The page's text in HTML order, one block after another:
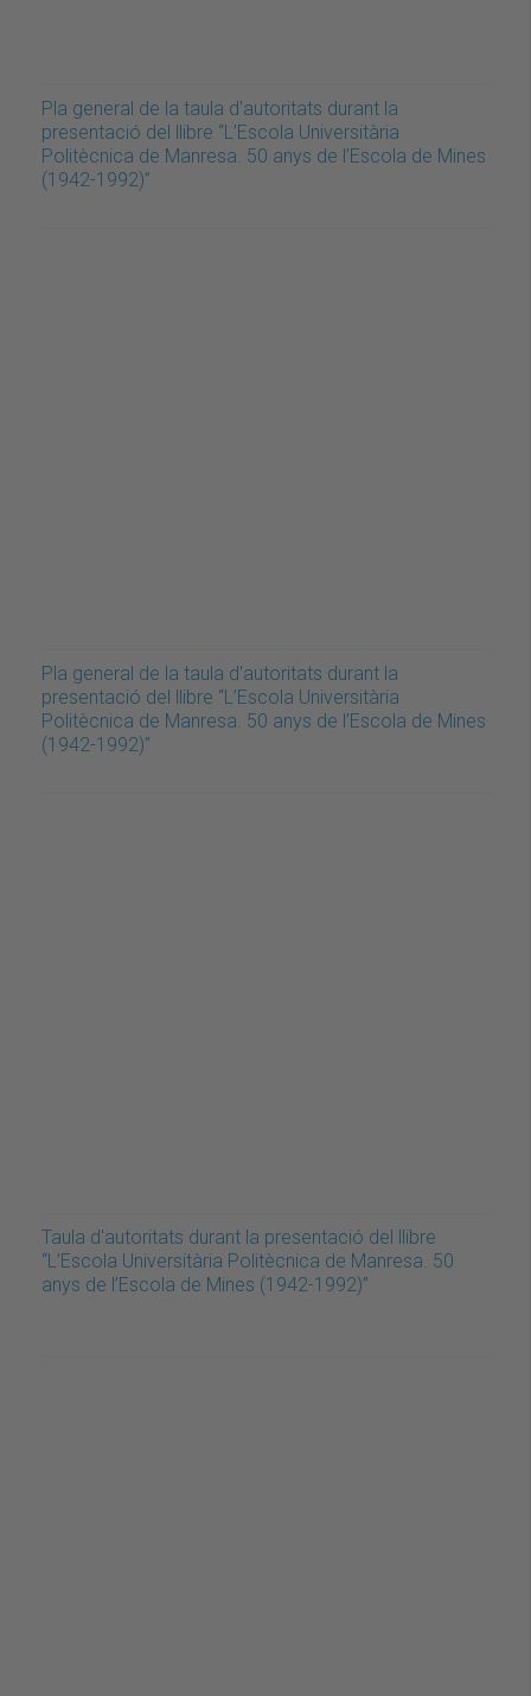
Pla general de la taula d'autoritats durant la
presentació del llibre “L’Escola Universitària
Politècnica de Manresa. 50 anys de l’Escola de Mines
(1942-1992)”
Pla general de la taula d'autoritats durant la
presentació del llibre “L’Escola Universitària
Politècnica de Manresa. 50 anys de l’Escola de Mines
(1942-1992)”
Taula d'autoritats durant la presentació del llibre
“L’Escola Universitària Politècnica de Manresa. 50
anys de l’Escola de Mines (1942-1992)”